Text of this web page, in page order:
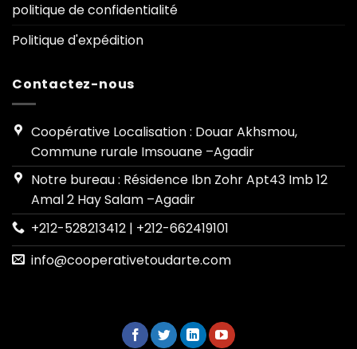
politique de confidentialité
Politique d'expédition
Contactez-nous
Coopérative Localisation : Douar Akhsmou,
Commune rurale Imsouane –Agadir
Notre bureau : Résidence Ibn Zohr Apt43 Imb 12
Amal 2 Hay Salam –Agadir
+212-528213412 | +212-662419101
info@cooperativetoudarte.com